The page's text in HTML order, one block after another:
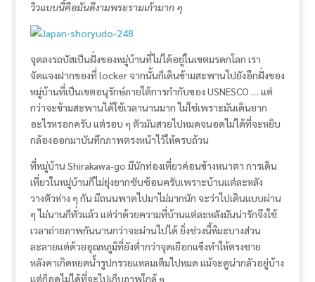
วิวแบบนี้คือมันดีงามพระรามเก้ามาก ๆ
จุดลงรถบัสเป็นฝั่งของหมู่บ้านที่ไม่ได้อยู่ในเขตมรดกโลก เรา
จัดแจงฝากของที่ locker จากนั้นก็เดินข้ามสะพานไปยังอีกฝั่งของ
หมู่บ้านที่เป็นเขตอนุรักษ์ภายใต้การกำกับของ USNESCO … แต่
กว่าจะข้ามสะพานได้ใช้เวลานานมาก ไม่ใช่เพราะมันเดินยาก
อะไรหรอกครับ แต่รอบ ๆ ตัวมันสวยไปหมดจนอดไม่ได้ที่จะหยิบ
กล้องออกมาบันทึกภาพตรงหน้าไว้ให้ครบถ้วน
ที่หมู่บ้าน Shirakawa-go มีนักท่องเที่ยวค่อนข้างหนาตา การเดิน
เที่ยวในหมู่บ้านก็ไม่ยุ่งยากซับซ้อนครับเพราะบ้านแต่ละหลัง
วางตัวห่าง ๆ กัน มีถนนพาดไปมาไม่มากนัก จะว่าไปเดินแบบผ่าน
ๆ ไม่นานก็ทั่วแล้ว แต่ว่าด้วยความที่บ้านแต่ละหลังมันน่ารักจึงใช้
เวลาถ่ายภาพกันนานกว่าจะผ่านไปได้ ยิ่งช่วงนี้หิมะบางส่วน
ละลายแต่ด้วยอุณหภูมิที่ยังต่ำกว่าจุดเยือกแข็งทำให้ตรงชาย
หลังคาเกิดหยดน้ำรูปกรวยแหลมเต็มไปหมด แม้จะดูน่ากลัวอยู่บ้าง
แต่ก็อดไม่ได้ที่จะไปเก็บภาพใกล้ ๆ